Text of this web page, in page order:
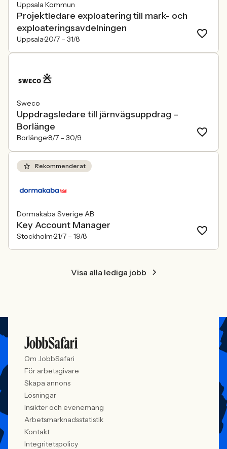
Uppsala Kommun
Projektledare exploatering till mark- och
exploateringsavdelningen
Uppsala20/7 – 31/8
Sweco
Uppdragsledare till järnvägsuppdrag –
Borlänge
Borlänge8/7 – 30/9
Rekommenderat
Dormakaba Sverige AB
Key Account Manager
Stockholm21/7 – 19/8
Visa alla lediga jobb
Om JobbSafari
För arbetsgivare
Skapa annons
Lösningar
Insikter och evenemang
Arbetsmarknadsstatistik
Kontakt
Integritetspolicy